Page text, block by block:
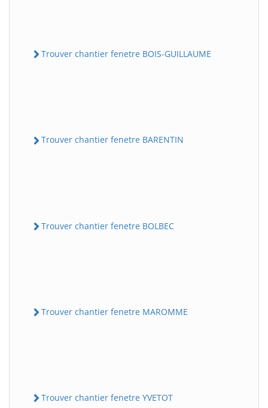
Trouver chantier fenetre BOIS-GUILLAUME
Trouver chantier fenetre BARENTIN
Trouver chantier fenetre BOLBEC
Trouver chantier fenetre MAROMME
Trouver chantier fenetre YVETOT